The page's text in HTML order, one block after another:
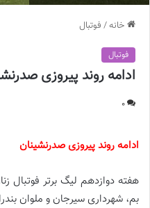
خانه/ فوتبال
فوتبال
ادامه روند پیروزی
0
ادامه روند پیروزی صدرنشینان
بم، شهرداری سیرجان و ملوان